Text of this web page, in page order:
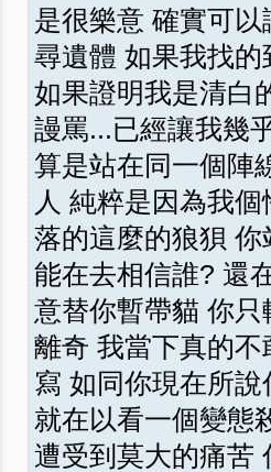
是很樂意 確實可
尋遺體 如果我找
如果證明我是清白
謾罵...已經讓我幾
算是站在同一個陣
人 純粹是因為我
落的這麼的狼狽
能在去相信誰? 還
意替你暫帶貓 你
離奇 我當下真的
寫 如同你現在所
就在以看一個變態
遭受到莫大的痛苦